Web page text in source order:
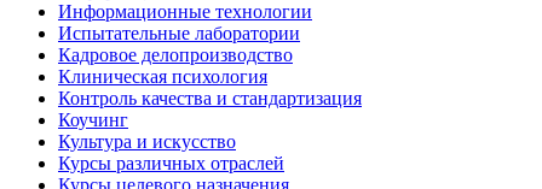
Информационные технологии
Испытательные лаборатории
Кадровое делопроизводство
Клиническая психология
Контроль качества и стандартизация
Коучинг
Культура и искусство
Курсы различных отраслей
Курсы целевого назначения